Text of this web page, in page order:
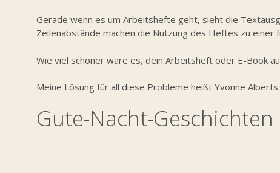
Gerade wenn es um Arbeitshefte geht, sieht die
Zeilenabstände machen die Nutzung des Heftes zu einer
Wie viel schöner wäre es, dein Arbeitsheft oder E-Book
Meine Lösung für all diese Probleme heißt Yvonne
Gute-Nacht-